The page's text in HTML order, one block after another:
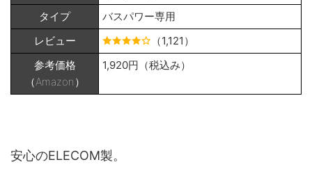
タイプ
バスパワー専用
レビュー
（1,121）
参考価格
（Amazon）
1,920円（税込み）
安心のELECOM製。